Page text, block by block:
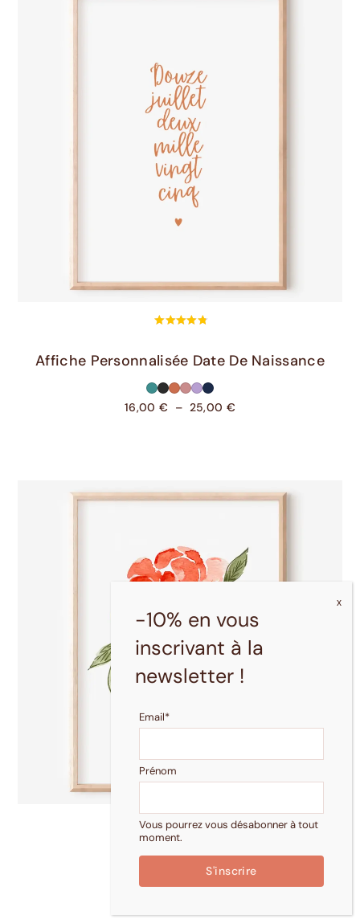
Choix Des Options
Affiche Personnalisée Date De Naissance
16,00 € – 25,00 €
Choix Des Options
Affiche Pivoine
25,00
-10% en vous
inscrivant à la
newsletter !
Email*
Prénom
Vous pourrez vous désabonner à tout
moment.